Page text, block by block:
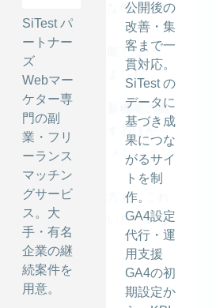
SiTest パ
ートナー
ズ
Webマー
ケター専
門の副
業・フリ
ーランス
マッチン
グサービ
ス。大
手・有名
企業の継
続案件を
用意。
公開後の
改善・集
客まで一
貫対応。
SiTest の
データに
基づき成
果につな
がるサイ
トを制
作。
GA4設定
代行・運
用支援
GA4の初
期設定か
ップ機能にも新たな機能が加
、柔軟な設定が可能となり、
分析が可能となりました。
この度追加された新機能の概
用方法などを解説するほか、
れたカスタムディメンション
明いたします。
用いただいている方も、これ
の方にもお役立ていただける
おすすめ